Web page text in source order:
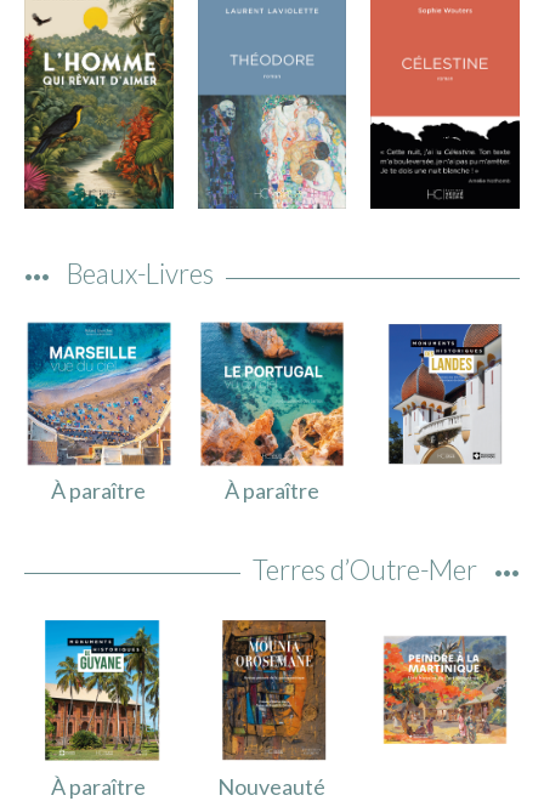
Beaux-Livres
À paraître À paraître
Terres d’Outre-Mer
À paraître Nouveauté